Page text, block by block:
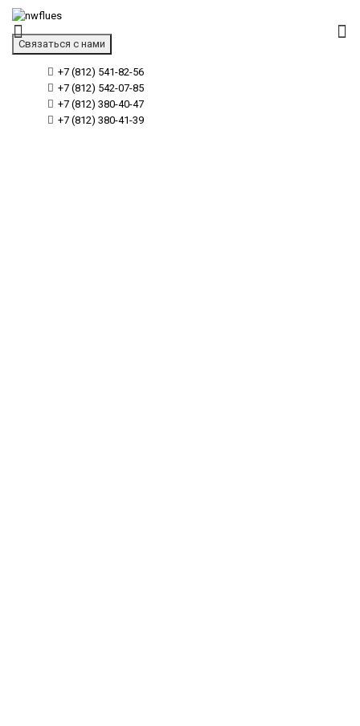
Связаться с нами
+7 (812) 541-82-56
+7 (812) 542-07-85
+7 (812) 380-40-47
+7 (812) 380-41-39